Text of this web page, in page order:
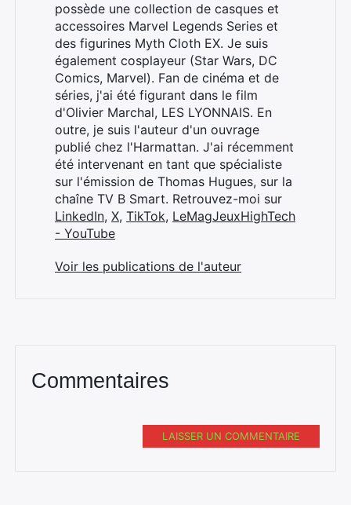
possède une collection de casques et
accessoires Marvel Legends Series et
des figurines Myth Cloth EX. Je suis
également cosplayeur (Star Wars, DC
Comics, Marvel). Fan de cinéma et de
séries, j'ai été figurant dans le film
d'Olivier Marchal, LES LYONNAIS. En
outre, je suis l'auteur d'un ouvrage
publié chez l'Harmattan. J'ai récemment
été intervenant en tant que spécialiste
sur l'émission de Thomas Hugues, sur la
chaîne TV B Smart. Retrouvez-moi sur
LinkedIn, X, TikTok, LeMagJeuxHighTech
- YouTube
Voir les publications de l'auteur
Commentaires
LAISSER UN COMMENTAIRE